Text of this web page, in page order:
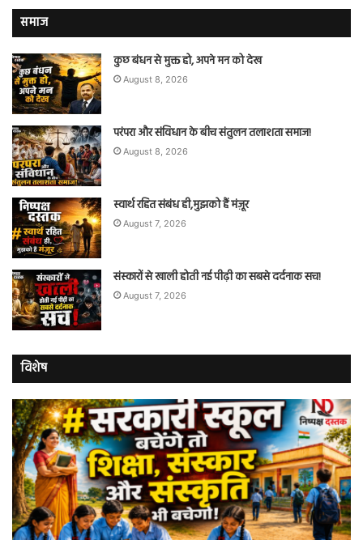
समाज
कुछ बंधन से मुक्त हो, अपने मन को देख
August 8, 2026
परंपरा और संविधान के बीच संतुलन तलाशता समाज!
August 8, 2026
स्वार्थ रहित संबंध ही,मुझको हैं मंज़ूर
August 7, 2026
संस्कारों से खाली होती नई पीढ़ी का सबसे दर्दनाक सच!
August 7, 2026
विशेष